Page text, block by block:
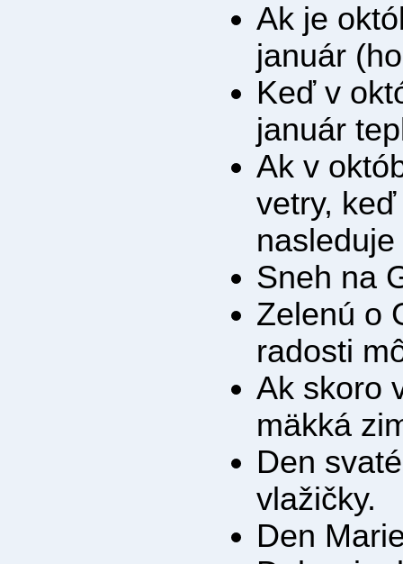
Ak je
január
Keď v
január
Ak v
vetry,
Sneh na
Zelenú o
radosti
Ak skoro
mäkká
Den
vlažičky.
Den